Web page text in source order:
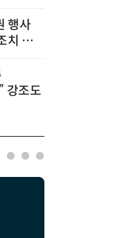
행사
치 점
강조도